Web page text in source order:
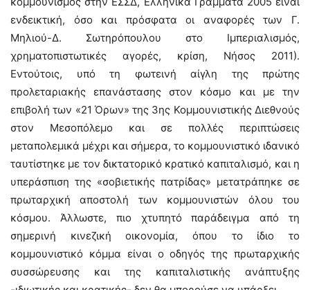
ενδεικτική, όσο και πρόσφατα οι αναφορές των Γ.
Μηλιού-Δ. Σωτηρόπουλου στο Ιμπεριαλισμός,
χρηματοπιστωτικές αγορές, κρίση, Νήσος 2011).
Εντούτοις, υπό τη φωτεινή αίγλη της πρώτης
προλεταριακής επανάστασης στον κόσμο και με την
επιβολή των «21 Όρων» της 3ης Κομμουνιστικής Διεθνούς
στον Μεσοπόλεμο και σε πολλές περιπτώσεις
μεταπολεμικά μέχρι και σήμερα, το κομμουνιστικό ιδανικό
ταυτίστηκε με τον δικτατορικό κρατικό καπιταλισμό, και η
υπεράσπιση της «σοβιετικής πατρίδας» μετατράπηκε σε
πρωταρχική αποστολή των κομμουνιστών όλου του
κόσμου. Άλλωστε, πιο χτυπητό παράδειγμα από τη
σημερινή κινεζική οικονομία, όπου το ίδιο το
κομμουνιστικό κόμμα είναι ο οδηγός της πρωταρχικής
συσσώρευσης και της καπιταλιστικής ανάπτυξης